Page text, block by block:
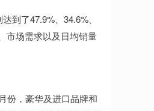
到了47.9%、34.6%、
市场需求以及日均销量
份，豪华及进口品牌和